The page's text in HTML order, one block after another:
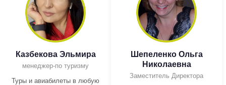
Казбекова Эльмира
менеджер-по туризму
Туры и авиабилеты в любую
Шепеленко Ольга
Николаевна
Заместитель Директора